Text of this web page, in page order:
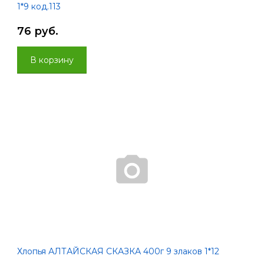
1*9 код.113
76 руб.
В корзину
Хлопья АЛТАЙСКАЯ СКАЗКА 400г 9 злаков 1*12